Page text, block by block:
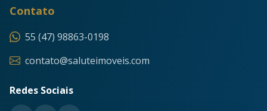
Contato
55 (47) 98863-0198
contato@saluteimoveis.com
Redes Sociais